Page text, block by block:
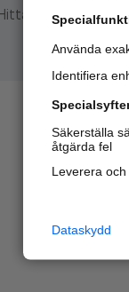
Använda
Identifiera
Säkerställa
åtgärda fel
Leverera
Dataskydd